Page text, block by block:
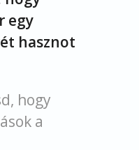
egy
hasznot
hogy
a